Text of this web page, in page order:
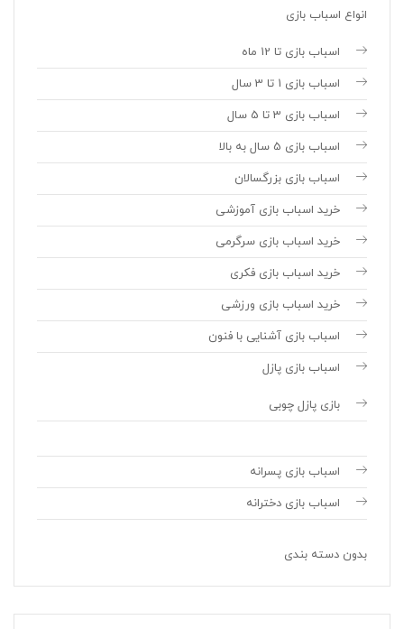
انواع اسباب بازی
اسباب بازی تا 12 ماه
اسباب بازی 1 تا 3 سال
اسباب بازی 3 تا 5 سال
اسباب بازی 5 سال به بالا
اسباب بازی بزرگسالان
خرید اسباب بازی آموزشی
خرید اسباب بازی سرگرمی
خرید اسباب بازی فکری
خرید اسباب بازی ورزشی
اسباب بازی آشنایی با فنون
اسباب بازی پازل
بازی پازل چوبی
اسباب بازی پسرانه
اسباب بازی دخترانه
بدون دسته بندی